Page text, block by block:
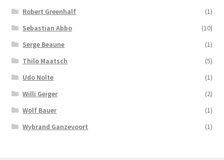
Robert Greenhalf
(1)
Sebastian Abbo
(10)
Serge Beaune
(1)
Thilo Maatsch
(5)
Udo Nolte
(1)
Willi Geiger
(2)
Wolf Bauer
(1)
Wybrand Ganzevoort
(1)